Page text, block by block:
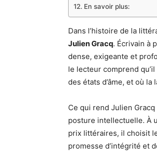
En savoir plus:
Dans l’histoire de la
Julien Gracq. Écrivain à
dense, exigeante et
le lecteur comprend
des états d’âme, et où
Ce qui rend Julien
posture intellectuelle. À
prix littéraires, il choisit
promesse d’intégrité et